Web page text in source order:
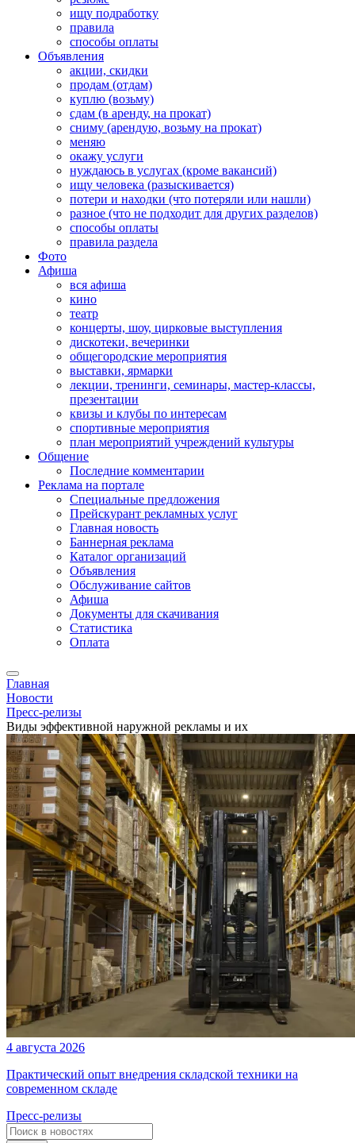
ищу подработку
правила
способы оплаты
Объявления
акции, скидки
продам (отдам)
куплю (возьму)
сдам (в аренду, на прокат)
сниму (арендую, возьму на прокат)
меняю
окажу услуги
нуждаюсь в услугах (кроме вакансий)
ищу человека (разыскивается)
потери и находки (что потеряли или нашли)
разное (что не подходит для других разделов)
способы оплаты
правила раздела
Фото
Афиша
вся афиша
кино
театр
концерты, шоу, цирковые выступления
дискотеки, вечеринки
общегородские мероприятия
выставки, ярмарки
лекции, тренинги, семинары, мастер-классы,
презентации
квизы и клубы по интересам
спортивные мероприятия
план мероприятий учреждений культуры
Общение
Последние комментарии
Реклама на портале
Специальные предложения
Прейскурант рекламных услуг
Главная новость
Баннерная реклама
Каталог организаций
Объявления
Обслуживание сайтов
Афиша
Документы для скачивания
Статистика
Оплата
Главная
Новости
Пресс-релизы
Виды эффективной наружной рекламы и их
4 августа 2026
Практический опыт внедрения складской техники на
современном складе
Пресс-релизы